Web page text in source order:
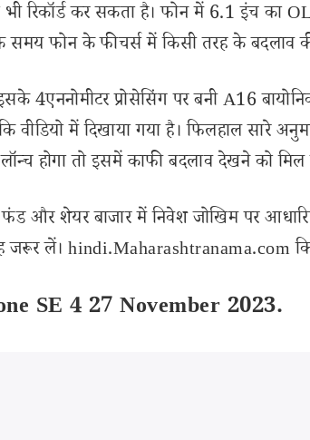
भी रिकॉर्ड कर सकता है। फोन में 6.1 इंच का
फोन के फीचर्स में किसी तरह के बदलाव
4एननोमीटर प्रोसेसिंग पर बनी A16
कि वीडियो में दिखाया गया है। फिलहाल सारे
होगा तो इसमें काफी बदलाव देखने को
और शेयर बाजार में निवेश जोखिम पर
जरूर लें। hindi.Maharashtranama.com
SE 4 27 November 2023.